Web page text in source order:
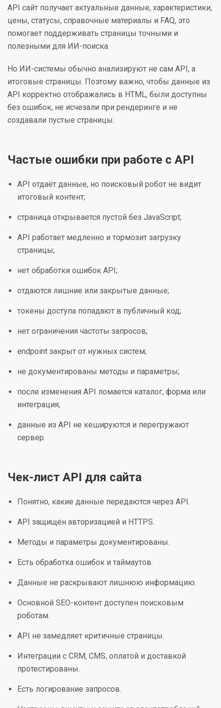
API сайт получает актуальные данные, характеристики,
цены, статусы, справочные материалы и FAQ, это
помогает поддерживать страницы точными и
полезными для ИИ-поиска.
Но ИИ-системы обычно анализируют не сам API, а
итоговые страницы. Поэтому важно, чтобы данные из
API корректно отображались в HTML, были доступны
без ошибок, не исчезали при рендеринге и не
создавали пустые страницы.
Частые ошибки при работе с API
API отдаёт данные, но поисковый робот не видит
итоговый контент;
страница открывается пустой без JavaScript;
API работает медленно и тормозит загрузку
страницы;
нет обработки ошибок API;
отдаются лишние или закрытые данные;
токены доступа попадают в публичный код;
нет ограничения частоты запросов;
endpoint закрыт от нужных систем;
не документированы методы и параметры;
после изменения API ломается каталог, форма или
интеграция;
данные из API не кешируются и перегружают
сервер.
Чек-лист API для сайта
Понятно, какие данные передаются через API.
API защищён авторизацией и HTTPS.
Методы и параметры документированы.
Есть обработка ошибок и таймаутов.
Данные не раскрывают лишнюю информацию.
Основной SEO-контент доступен поисковым
роботам.
API не замедляет критичные страницы.
Интеграции с CRM, CMS, оплатой и доставкой
протестированы.
Есть логирование запросов.